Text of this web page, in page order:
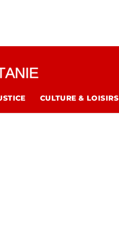
CULTURE & LOISIRS